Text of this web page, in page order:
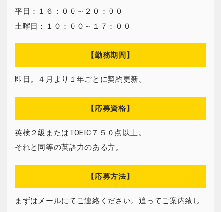
平日：１６：００～２０：００
土曜日：１０：００～１７：００
【勤務期間】
即日。４月より１年ごとに契約更新。
【応募資格】
英検２級またはTOEIC７５０点以上。
それと同等の英語力のある方。
【応募方法】
まずはメールにてご連絡ください。追ってご案内致し